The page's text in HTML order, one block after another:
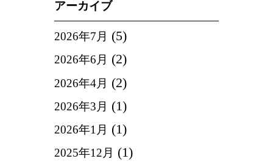
アーカイブ
2026年7月 (5)
2026年6月 (2)
2026年4月 (2)
2026年3月 (1)
2026年1月 (1)
2025年12月 (1)